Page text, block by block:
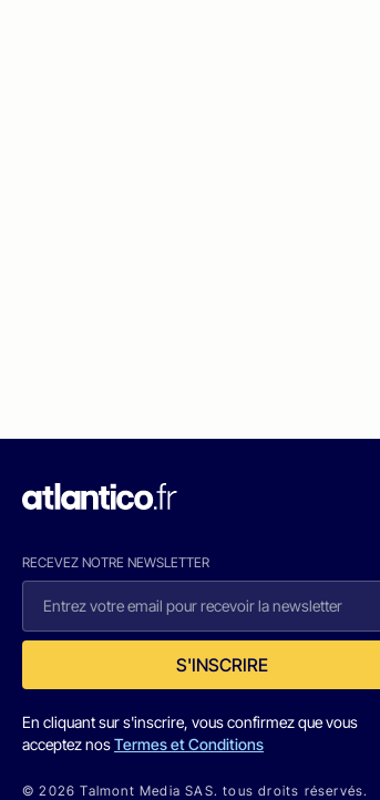
RECEVEZ NOTRE NEWSLETTER
S'INSCRIRE
En cliquant sur s'inscrire, vous confirmez que vous
acceptez nosTermes et Conditions
© 2026 Talmont Media SAS. tous droits réservés.